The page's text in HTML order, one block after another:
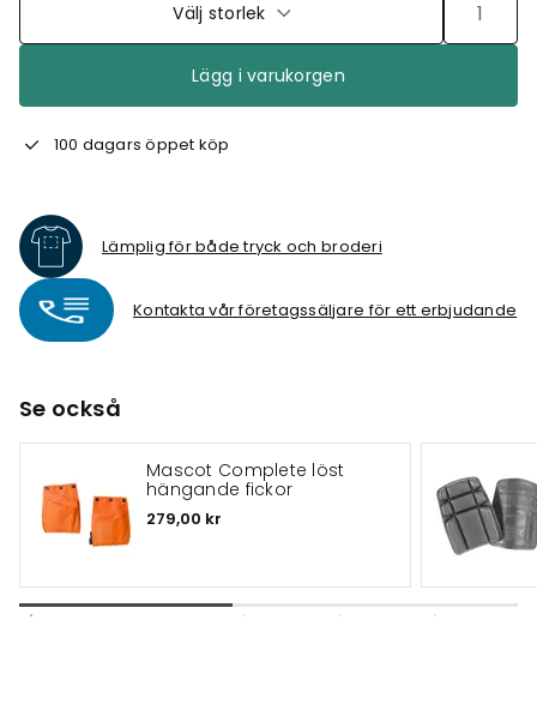
Välj storlek
Lägg i varukorgen
100 dagars öppet köp
Lämplig för både tryck och broderi
Kontakta vår företagssäljare för ett erbjudande
Se också
Mascot Complete löst
hängande fickor
279,00 kr